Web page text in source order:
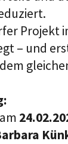
Projekt
– und